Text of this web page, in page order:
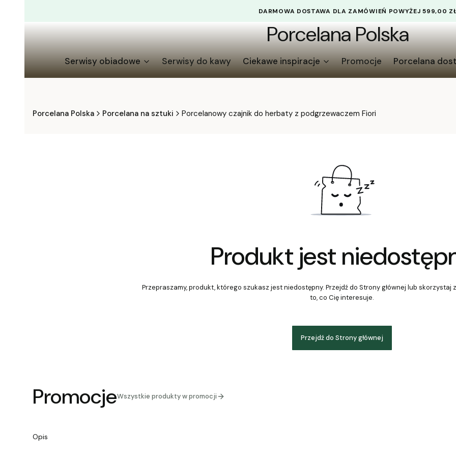
DARMOWA DOSTAWA DLA ZAMÓWIEŃ POWYŻEJ 599,00
Porcelana Polska
Serwisy obiadowe Serwisy do kawy Ciekawe inspiracje Promocje Porcelana
Porcelana Polska Porcelana na sztuki Porcelanowy czajnik do herbaty z podgrzewaczem Fiori
Produkt jest
Przepraszamy, produkt, którego szukasz jest niedostępny. Przejdź do Strony głównej lub skorzystaj
to, co Cię interesuje.
Przejdź do Strony głównej
PromocjeWszystkie produkty w promocji
Opis